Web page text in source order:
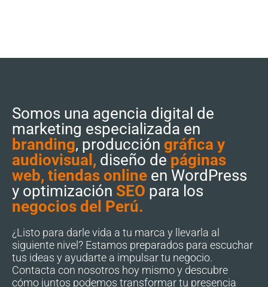
Somos una agencia digital de
marketing especializada en
branding, producción gráfica y
audiovisual, diseño de páginas
web, tiendas online en WordPress
y optimización SEO para los
negocios del Perú.
¿Listo para darle vida a tu marca y llevarla al
siguiente nivel? Estamos preparados para escuchar
tus ideas y ayudarte a impulsar tu negocio.
Contacta con nosotros hoy mismo y descubre
cómo juntos podemos transformar tu presencia